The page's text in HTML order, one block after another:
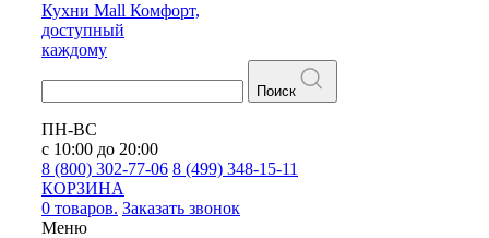
Кухни Mall Комфорт,
доступный
каждому
Поиск
ПН-ВС
с 10:00 до 20:00
8 (800) 302-77-06 8 (499) 348-15-11
КОРЗИНА
0 товаров. Заказать звонок
Меню